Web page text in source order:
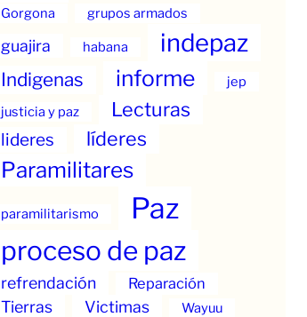
Gorgona
grupos armados
guajira habana indepaz
Indigenas informe
jep
justicia y paz
Lecturas
lideres líderes
Paramilitares
paramilitarismo Paz
proceso de paz
refrendación Reparación
Tierras Victimas Wayuu